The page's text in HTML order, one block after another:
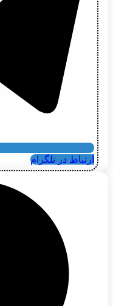
ارتباط در تلگرام